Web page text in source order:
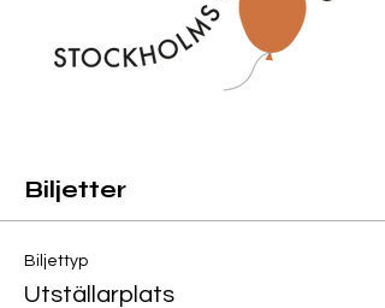
Biljetter
Biljettyp
Utställarplats